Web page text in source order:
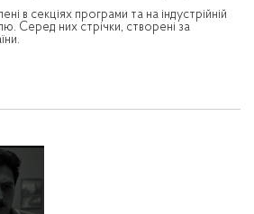
в секціях програми та на індустрійній
Серед них стрічки, створені за